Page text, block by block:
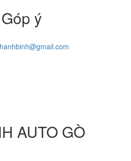
ý
AUTO GÒ